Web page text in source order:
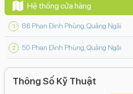
Hệ thống cửa hàng
86 Phan Đình Phùng, Quảng Ngãi
50 Phan Đình Phùng, Quảng Ngãi
Thông Số Kỹ Thuật